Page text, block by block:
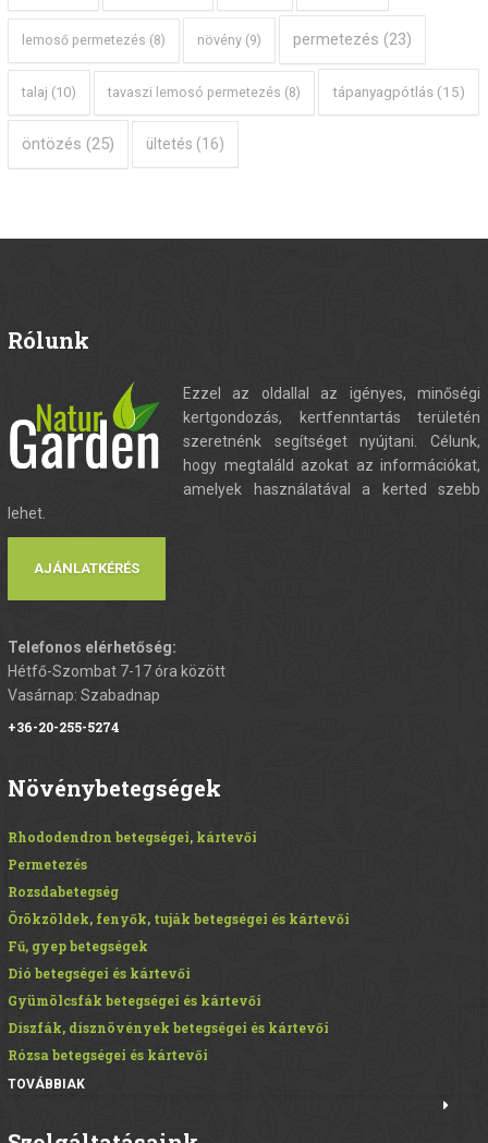
lemoső permetezés (8) növény (9) permetezés (23)
talaj (10) tavaszi lemosó permetezés (8) tápanyagpótlás (15)
öntözés (25) ültetés (16)
Rólunk
Ezzel az oldallal az igényes, minőségi
kertgondozás, kertfenntartás területén
szeretnénk segítséget nyújtani. Célunk,
hogy megtaláld azokat az információkat,
amelyek használatával a kerted szebb
lehet.
AJÁNLATKÉRÉS
Telefonos elérhetőség:
Hétfő-Szombat 7-17 óra között
Vasárnap: Szabadnap
+36-20-255-5274
Növénybetegségek
Rhododendron betegségei, kártevői
Permetezés
Rozsdabetegség
Örökzöldek, fenyők, tuják betegségei és kártevői
Fű, gyep betegségek
Dió betegségei és kártevői
Gyümölcsfák betegségei és kártevői
Díszfák, dísznövények betegségei és kártevői
Rózsa betegségei és kártevői
TOVÁBBIAK